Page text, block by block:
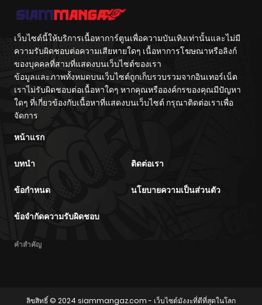
เว็บไซต์นี้ให้บริการเนื้อหาการ์ตูนเพื่อความบันเทิงเท่านั้นและไม่มี
ความรับผิดชอบต่อความเสียหายใดๆ เนื้อหาการโฆษณาหรือลิงก์
ของบุคคลที่สามที่แสดงบนเว็บไซต์ของเรา
ข้อมูลและภาพทั้งหมดบนเว็บไซต์ถูกเก็บรวบรวมจากอินเทอร์เน็ต
เราไม่รับผิดชอบต่อเนื้อหาใดๆ หากคุณหรือองค์กรของคุณมีปัญหา
ใดๆ ที่เกี่ยวข้องกับเนื้อหาที่แสดงบนเว็บไซต์ กรุณาติดต่อเราเพื่อ
จัดการ
หน้าแรก
บทนำ ติดต่อเรา
ข้อกำหนด นโยบายความเป็นส่วนตัว
ข้อจำกัดความรับผิดชอบ
คำสำคัญ
ลิขสิทธิ์ © 2024 siammangaz.com- เว็บไซต์มังงะที่ดีที่สุดในโลก